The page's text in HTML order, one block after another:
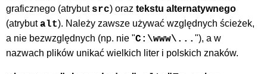
graficznego (atrybut src) oraz tekstu alternatywnego
(atrybutalt). Należy zawsze używać względnych ścieżek,
a nie bezwzględnych (np. nie "C:\www\... "), a w
nazwach plików unikać wielkich liter i polskich znaków.